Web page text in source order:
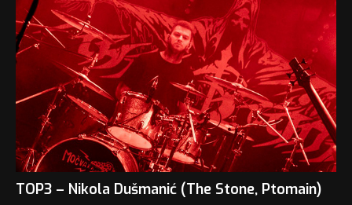
TOP3 – Nikola Dušmanić (The Stone, Ptomain)